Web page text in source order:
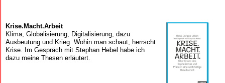
Krise.Macht.Arbeit
Klima, Globalisierung, Digitalisierung, dazu
Ausbeutung und Krieg: Wohin man schaut, herrscht
Krise. Im Gespräch mit Stephan Hebel habe ich
dazu meine Thesen erläutert.